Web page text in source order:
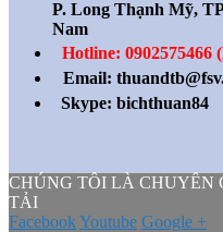
P. Long Thạnh Mỹ,
Nam
Hotline: 0902575466
Email:
Skype: bichthuan84
CHÚNG TÔI LÀ CHUYÊN
TẢI
Facebook Youtube Google +